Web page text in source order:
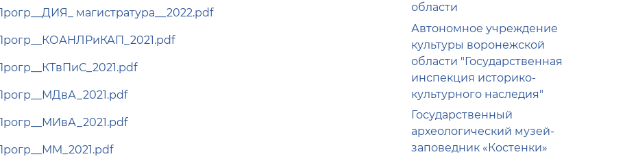
области
Автономное учреждение
культуры воронежской
области "Государственная
инспекция историко-
культурного наследия"
Государственный
археологический музей-
заповедник «Костенки»
магистратура__2022.pdf